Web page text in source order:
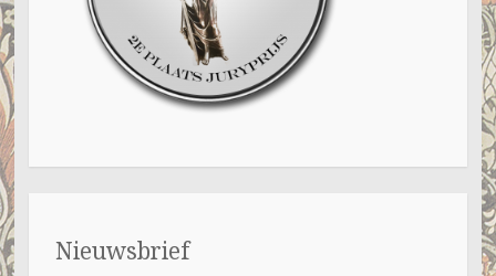
Nieuwsbrief